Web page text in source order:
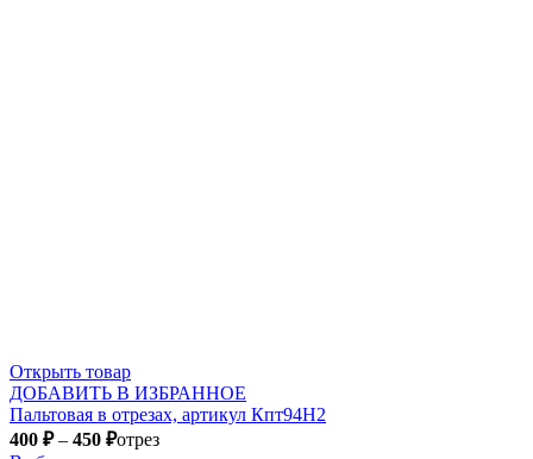
Открыть товар
ДОБАВИТЬ В ИЗБРАННОЕ
Пальтовая в отрезах, артикул Кпт94Н2
400 ₽– 450 ₽отрез